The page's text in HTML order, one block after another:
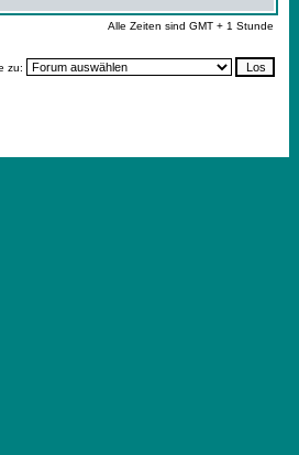
Alle Zeiten sind GMT + 1 Stunde
zu: